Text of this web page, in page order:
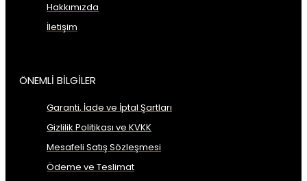
Hakkımızda
İletişim
ÖNEMLİ BİLGİLER
Garanti, İade ve İptal Şartları
Gizlilik Politikası ve KVKK
Mesafeli Satış Sözleşmesi
Ödeme ve Teslimat